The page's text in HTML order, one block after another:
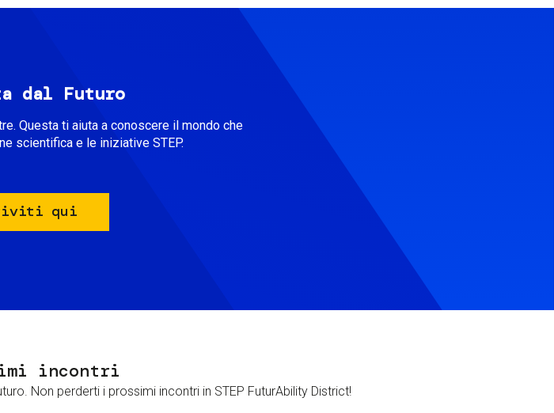
dal Futuro
Questa ti aiuta a conoscere il mondo che
scientifica e le iniziative STEP.
qui
incontri
Non perderti i prossimi incontri in STEP FuturAbility District!